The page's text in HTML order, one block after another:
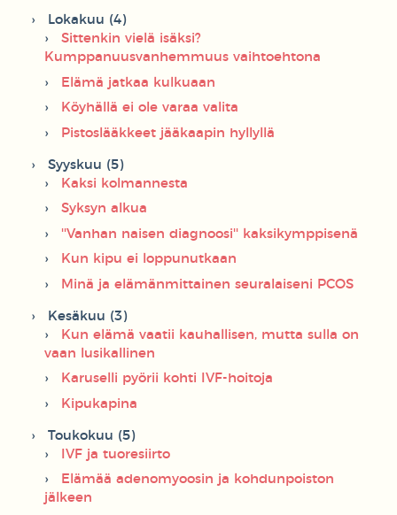
Lokakuu (4)
Sittenkin vielä isäksi?
Kumppanuusvanhemmuus vaihtoehtona
Elämä jatkaa kulkuaan
Köyhällä ei ole varaa valita
Pistoslääkkeet jääkaapin hyllyllä
Syyskuu (5)
Kaksi kolmannesta
Syksyn alkua
''Vanhan naisen diagnoosi'' kaksikymppisenä
Kun kipu ei loppunutkaan
Minä ja elämänmittainen seuralaiseni PCOS
Kesäkuu (3)
Kun elämä vaatii kauhallisen, mutta sulla on
vaan lusikallinen
Karuselli pyörii kohti IVF-hoitoja
Kipukapina
Toukokuu (5)
IVF ja tuoresiirto
Elämää adenomyoosin ja kohdunpoiston
jälkeen